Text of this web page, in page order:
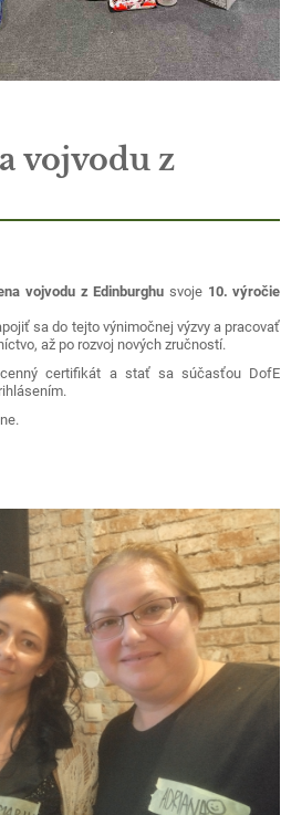
vojvodu z
vojvodu z Edinburghu svoje 10. výročie
sa do tejto výnimočnej výzvy a pracovať
až po rozvoj nových zručností.
certifikát a stať sa súčasťou DofE